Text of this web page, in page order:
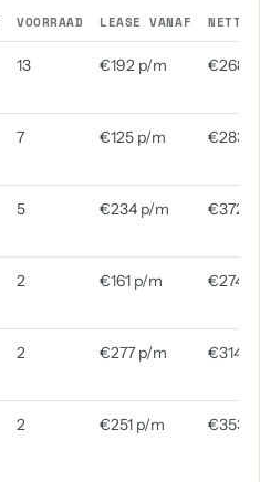
VOORRAAD LEASE VANAF NETTO
13 €192 p/m €268
7 €125 p/m €283
5 €234 p/m €372
2 €161 p/m €274
2 €277 p/m €314
2 €251 p/m €353